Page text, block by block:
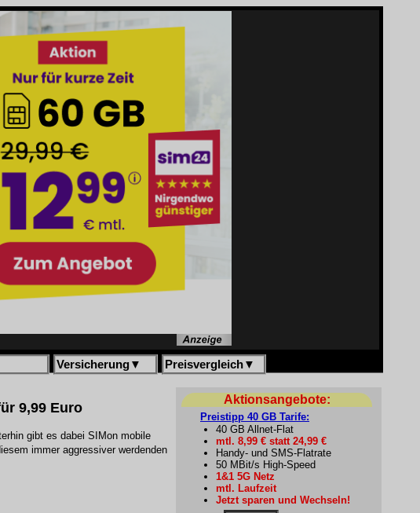
Versicherung▼ Preisvergleich▼
9,99 Euro
gibt es dabei SIMon mobile
immer aggressiver werdenden
Aktionsangebote:
Preistipp 40 GB Tarife:
40 GB Allnet-Flat
mtl. 8,99 € statt 24,99 €
Handy- und SMS-Flatrate
50 MBit/s High-Speed
1&1 5G Netz
mtl. Laufzeit
Jetzt sparen und Wechseln!